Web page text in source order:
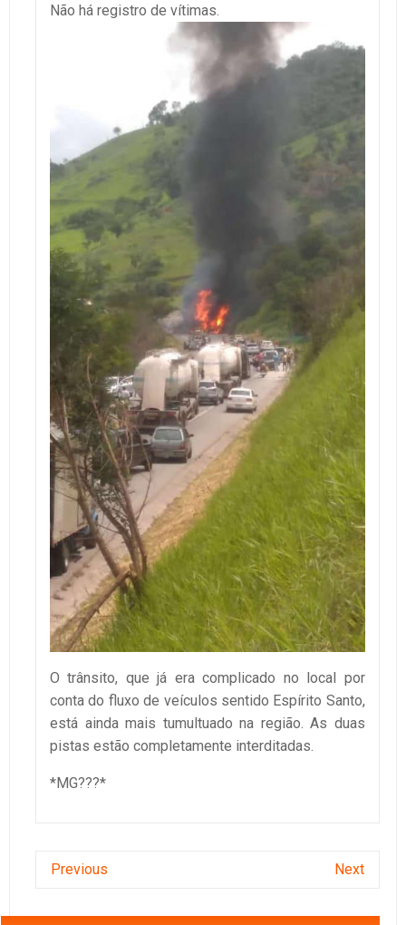
Não há registro de vítimas.
O trânsito, que já era complicado no local por
conta do fluxo de veículos sentido Espírito Santo,
está ainda mais tumultuado na região. As duas
pistas estão completamente interditadas.
*MG???*
Previous Next